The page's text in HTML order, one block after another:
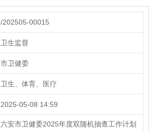
/202505-00015
卫生监督
市卫健委
卫生、体育、医疗
2025-05-08 14:59
六安市卫健委2025年度双随机抽查工作计划